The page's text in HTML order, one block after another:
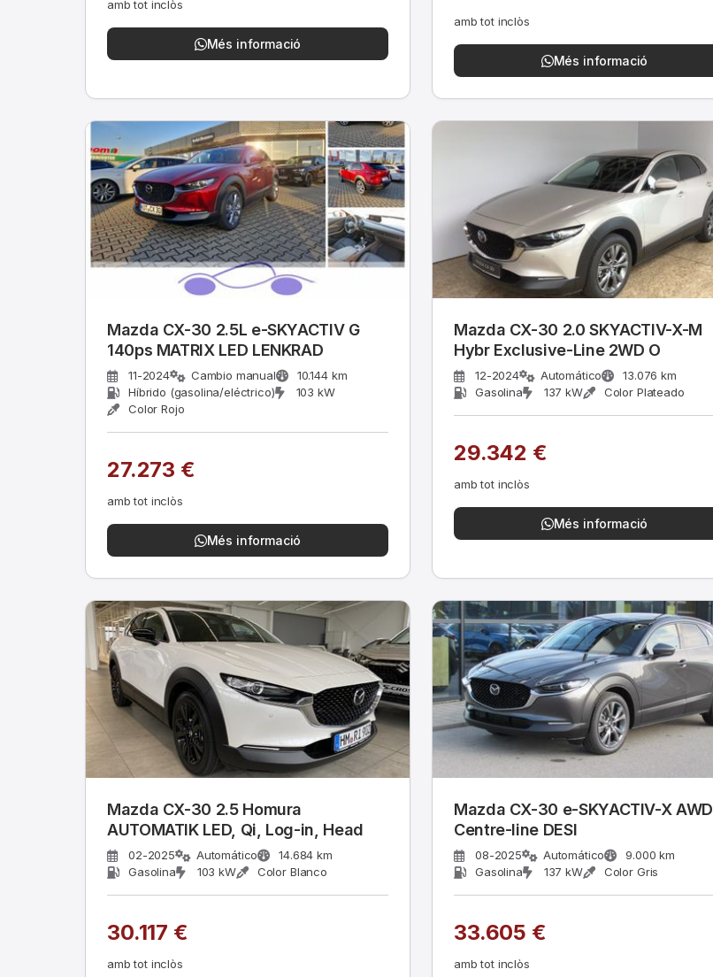
amb tot inclòs
Més informació
amb tot inclòs
Més informació
Mazda CX-30 2.5L e-SKYACTIV G
140ps MATRIX LED LENKRAD
11-2024 Cambio manual
10.144 km
Híbrido (gasolina/eléctrico)
103 kW
Color Rojo
27.273 €
amb tot inclòs
Més informació
Mazda CX-30 2.0 SKYACTIV-X-M
Hybr Exclusive-Line 2WD O
12-2024 Automático
13.076 km
Gasolina
137 kW Color Plateado
29.342 €
amb tot inclòs
Més informació
Mazda CX-30 2.5 Homura
AUTOMATIK LED, Qi, Log-in, Head
02-2025 Automático
14.684 km
Gasolina
103 kW Color Blanco
30.117 €
amb tot inclòs
Mazda CX-30 e-SKYACTIV-X AWD
Centre-line DESI
08-2025 Automático
9.000 km
Gasolina
137 kW Color Gris
33.605 €
amb tot inclòs